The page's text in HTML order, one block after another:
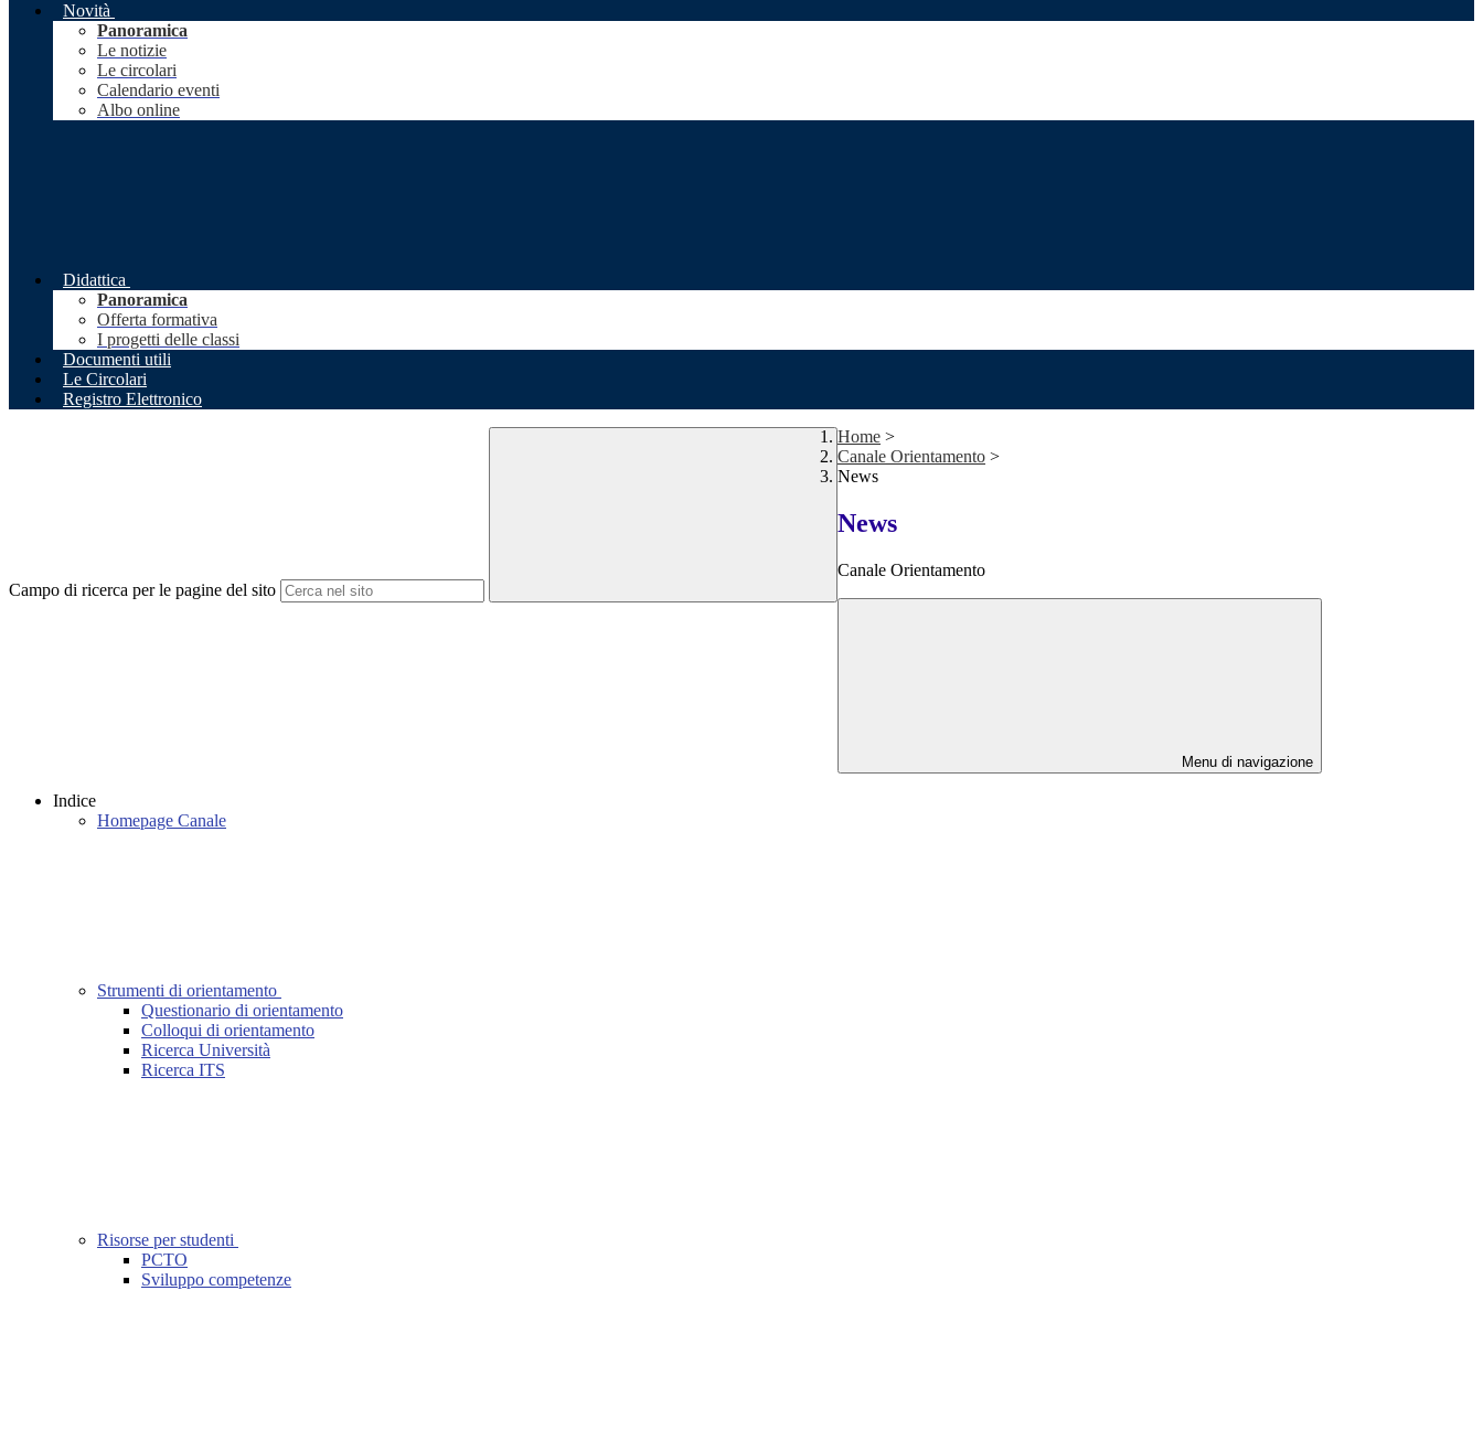
Novità
Panoramica
Le notizie
Le circolari
Calendario eventi
Albo online
Didattica
Panoramica
Offerta formativa
I progetti delle classi
Documenti utili
Le Circolari
Registro Elettronico
Campo di ricerca per le pagine del sito
Home >
Canale Orientamento >
News
News
Canale Orientamento
Menu di navigazione
Indice
Homepage Canale
Strumenti di orientamento
Questionario di orientamento
Colloqui di orientamento
Ricerca Università
Ricerca ITS
Risorse per studenti
PCTO
Sviluppo competenze